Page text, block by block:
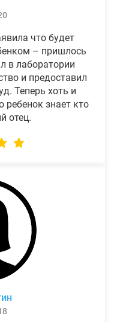
что будет
– пришлось
в лаборатории
и предоставил
Теперь хоть и
знает кто
отец.